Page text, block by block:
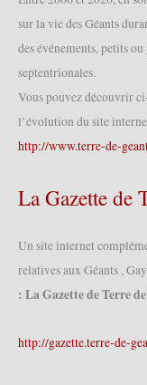
sur la vie des Géants
des événements, petits
septentrionales.
Vous pouvez découvrir
l’évolution du site
http://www.terre-de-
La Gazette de
Un site internet
relatives aux Géants ,
: La Gazette de Terre
http://gazette.terre-de-